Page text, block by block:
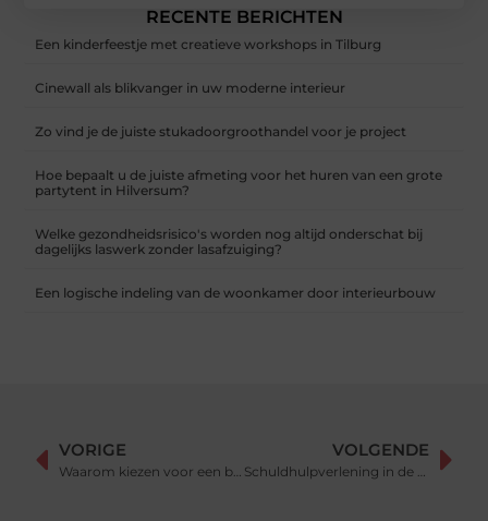
RECENTE BERICHTEN
Een kinderfeestje met creatieve workshops in Tilburg
Cinewall als blikvanger in uw moderne interieur
Zo vind je de juiste stukadoorgroothandel voor je project
Hoe bepaalt u de juiste afmeting voor het huren van een grote
partytent in Hilversum?
Welke gezondheidsrisico's worden nog altijd onderschat bij
dagelijks laswerk zonder lasafzuiging?
Een logische indeling van de woonkamer door interieurbouw
VORIGE
Waarom kiezen voor een bouwkundig zwembad?
VOLGENDE
Schuldhulpverlening in de regio Rotterdam nodig? Het kan bij dit bedrijf